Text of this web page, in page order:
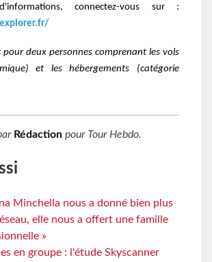
connectez-vous sur :
deux personnes comprenant les vols
et les hébergements (catégorie
Rédaction pour Tour Hebdo.
Minchella nous a donné bien plus
elle nous a offert une famille
»
en groupe : l'étude Skyscanner